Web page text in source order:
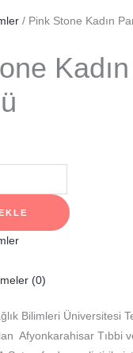
/ Pink Stone Kadın
Kadın
(0)
Bilimleri Üniversitesi
Afyonkarahisar Tıbbi